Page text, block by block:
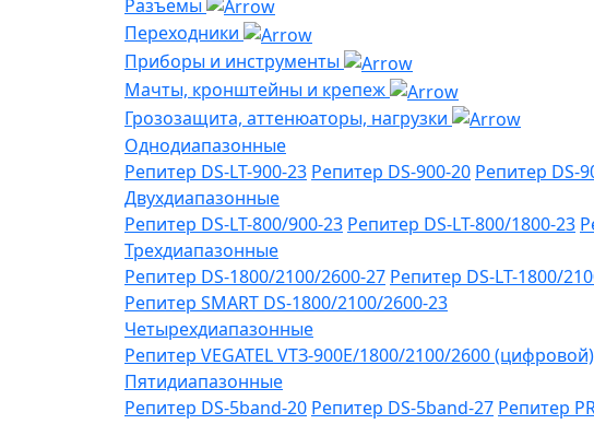
Разъемы
Переходники
Приборы и инструменты
Мачты, кронштейны и крепеж
Грозозащита, аттенюаторы, нагрузки
Однодиапазонные
Репитер DS-LT-900-23 Репитер DS-900-20 Репитер DS-
Двухдиапазонные
Репитер DS-LT-800/900-23 Репитер DS-LT-800/1800-23
Трехдиапазонные
Репитер DS-1800/2100/2600-27 Репитер DS-LT-1800/
Репитер SMART DS-1800/2100/2600-23
Четырехдиапазонные
Репитер VЕGATEL VТЗ-900Е/1800/2100/2600 (цифровой)
Пятидиапазонные
Репитер DS-5band-20 Репитер DS-5band-27 Репитер